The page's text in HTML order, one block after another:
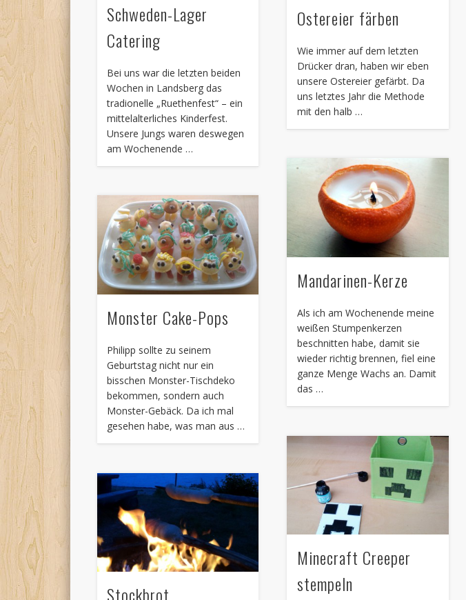
Schweden-Lager
Catering
Bei uns war die letzten beiden
Wochen in Landsberg das
tradionelle „Ruethenfest“ – ein
mittelalterliches Kinderfest.
Unsere Jungs waren deswegen
am Wochenende …
Ostereier färben
Wie immer auf dem letzten
Drücker dran, haben wir eben
unsere Ostereier gefärbt. Da
uns letztes Jahr die Methode
mit den halb …
Mandarinen-Kerze
Als ich am Wochenende meine
weißen Stumpenkerzen
beschnitten habe, damit sie
wieder richtig brennen, fiel eine
ganze Menge Wachs an. Damit
das …
Monster Cake-Pops
Philipp sollte zu seinem
Geburtstag nicht nur ein
bisschen Monster-Tischdeko
bekommen, sondern auch
Monster-Gebäck. Da ich mal
gesehen habe, was man aus …
Minecraft Creeper
stempeln
Stockbrot